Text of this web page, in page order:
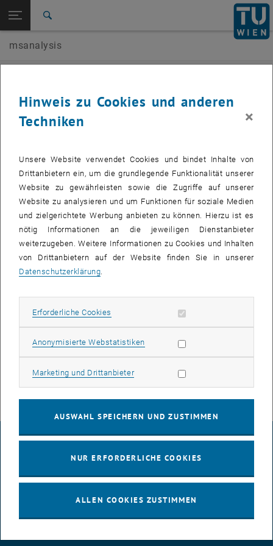
TU Login
Zur 1. Menü Ebene
E164-01-1-Forschungsgruppe Massenspektrometrische
Anmeldung
msanalysis
Datenschutz und dessen Sicherung sind der TU Wien ein wichtiges
Anliegen. Die Verarbeitung personenbezogener Daten erfolgt unter
strikter Einhaltung der Grundsätze und Anforderungen der
Datenschutzgesetzes. Die TU Wien verarbeitet nur jene Daten, die
zur Erreichung der angestrebten Zwecke notwendig sind und ist
stets bemüht, die Sicherheit und Richtigkeit der Daten zu
gewährleisten. Personenbezogene Daten (Name, Arbeitgeber, Foto)
von bestimmten Personen, z.B. Referenten und Teilnehmer einer
Podiumsdiskussion, werden zum Zweck der Bewerbung der
Veranstaltung veröffentlicht.
Die Zustimmung kann jederzeit zurückgezogen werden.
Verantwortlich:
Karlsplatz 13
1040 Wien
Datenschutzbeauftragte:
Christina Thirsfeld
datenschutz@tuwien.ac.at
IMPRESSUM
BARRIEREFREIHEITSERKLÄRUNG
Hinweis zu Cookies und anderen
Techniken
×
Unsere Website verwendet Cookies und bindet Inhalte von
Drittanbietern ein, um die grundlegende Funktionalität unserer
Website zu gewährleisten sowie die Zugriffe auf unserer
Website zu analysieren und um Funktionen für soziale Medien
und zielgerichtete Werbung anbieten zu können. Hierzu ist es
nötig Informationen an die jeweiligen Dienstanbieter
weiterzugeben. Weitere Informationen zu Cookies und Inhalten
von Drittanbietern auf der Website finden Sie in unserer
Datenschutzerklärung.
Erforderliche Cookies Erforderliche Cookies zulassen
Anonymisierte WebstatistikenStatistik Cookies zulassen
Marketing und DrittanbieterMarketing Cookies zulassen
AUSWAHL SPEICHERN UND ZUSTIMMEN
NUR ERFORDERLICHE COOKIES
ALLEN COOKIES ZUSTIMMEN